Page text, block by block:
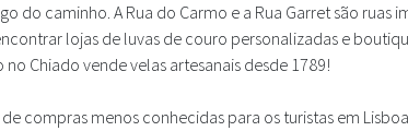
do caminho. A Rua do Carmo e a Rua Garret são ruas
lojas de luvas de couro personalizadas e
Chiado vende velas artesanais desde 1789!
compras menos conhecidas para os turistas em